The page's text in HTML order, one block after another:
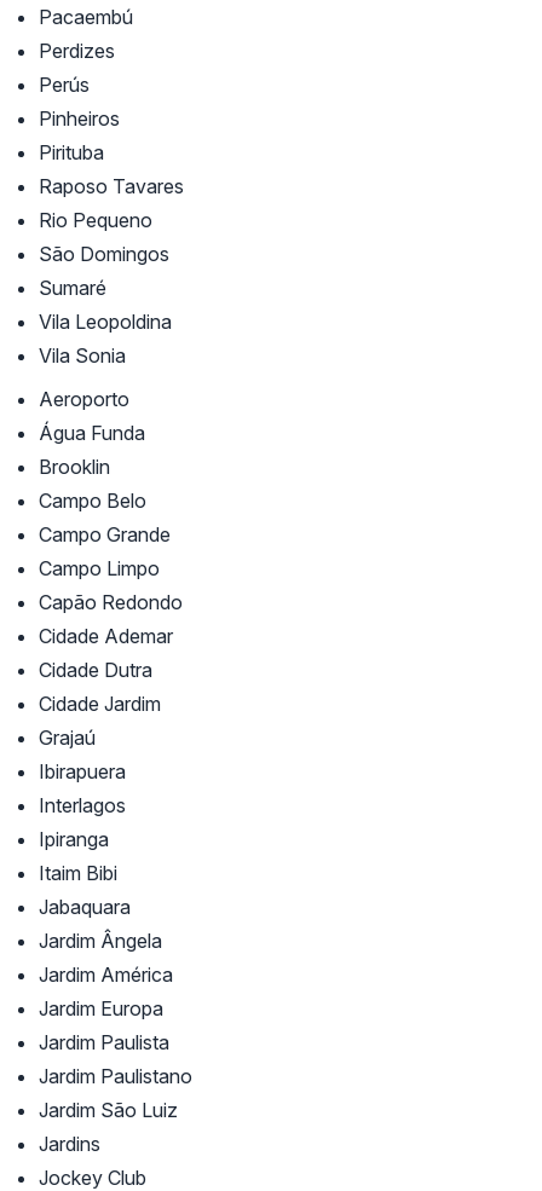
Pacaembú
Perdizes
Perús
Pinheiros
Pirituba
Raposo Tavares
Rio Pequeno
São Domingos
Sumaré
Vila Leopoldina
Vila Sonia
Aeroporto
Água Funda
Brooklin
Campo Belo
Campo Grande
Campo Limpo
Capão Redondo
Cidade Ademar
Cidade Dutra
Cidade Jardim
Grajaú
Ibirapuera
Interlagos
Ipiranga
Itaim Bibi
Jabaquara
Jardim Ângela
Jardim América
Jardim Europa
Jardim Paulista
Jardim Paulistano
Jardim São Luiz
Jardins
Jockey Club